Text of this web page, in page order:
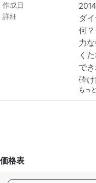
作成日
詳細
ダ
何
力
く
で
砕け
もっ
価格表